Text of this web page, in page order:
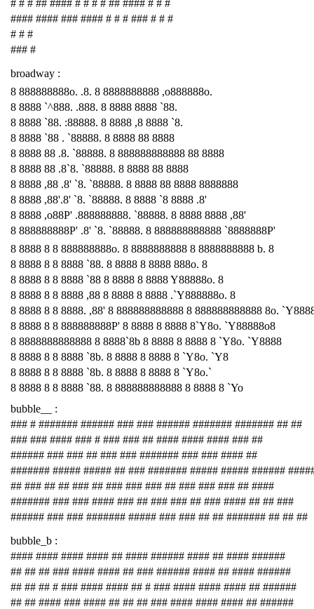
# # # ## #### # # # # ## #### # # #
#### #### ### #### # # # ### # # #
# # #
### #
broadway :
8 888888888o. .8. 8 8888888888 ,o888888o.
8 8888 `^888. .888. 8 8888 8888 `88.
8 8888 `88. :88888. 8 8888 ,8 8888 `8.
8 8888 `88 . `88888. 8 8888 88 8888
8 8888 88 .8. `88888. 8 888888888888 88 8888
8 8888 88 .8`8. `88888. 8 8888 88 8888
8 8888 ,88 .8' `8. `88888. 8 8888 88 8888 8888888
8 8888 ,88'.8' `8. `88888. 8 8888 `8 8888 .8'
8 8888 ,o88P' .888888888. `88888. 8 8888 8888 ,88'
8 888888888P' .8' `8. `88888. 8 888888888888 `8888888P'
8 8888 8 8 888888888o. 8 8888888888 8 8888888888 b. 8
8 8888 8 8 8888 `88. 8 8888 8 8888 888o. 8
8 8888 8 8 8888 `88 8 8888 8 8888 Y88888o. 8
8 8888 8 8 8888 ,88 8 8888 8 8888 .`Y888888o. 8
8 8888 8 8 8888. ,88' 8 888888888888 8 888888888888 8o.
8 8888 8 8 888888888P' 8 8888 8 8888 8`Y8o. `Y88888o8
8 8888888888888 8 8888`8b 8 8888 8 8888 8 `Y8o. `Y8888
8 8888 8 8 8888 `8b. 8 8888 8 8888 8 `Y8o. `Y8
8 8888 8 8 8888 `8b. 8 8888 8 8888 8 `Y8o.`
8 8888 8 8 8888 `88. 8 888888888888 8 8888 8 `Yo
bubble__ :
### # ####### ###### ### ### ###### ####### ####### ## ##
### ### #### ### # ### ### ## #### #### #### ### ##
###### ### ### ## ### ### ####### ### ### #### ##
####### ##### ##### ## ### ####### ##### ##### ######
## ### ## ## ### ## ### ### ### ## ### ### ### ## ####
####### ### ### #### ### ## ### ### ## ### #### ## ## ###
###### ### ### ####### ##### ### ### ## ## ####### ## ## ##
bubble_b :
#### #### #### #### ## #### ###### #### ## #### ######
## ## ## ### #### #### ## ### ###### #### ## #### ######
## ## ## # ### #### #### ## # ### #### #### #### ## ######
## ## #### ### #### ## ## ## ### #### #### #### ## ######